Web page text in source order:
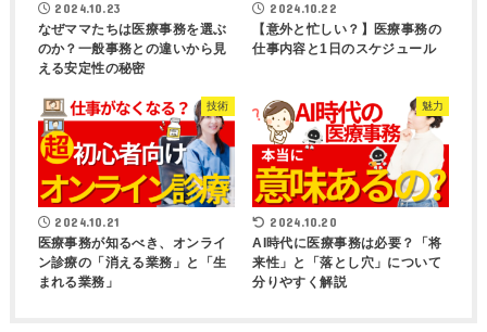
2024.10.23
なぜママたちは医療事務を選ぶ
のか？一般事務との違いから見
える安定性の秘密
2024.10.22
【意外と忙しい？】医療事務の
仕事内容と1日のスケジュール
技術
2024.10.21
医療事務が知るべき、オンライ
ン診療の「消える業務」と「生
まれる業務」
魅力
2024.10.20
AI時代に医療事務は必要？「将
来性」と「落とし穴」について
分りやすく解説